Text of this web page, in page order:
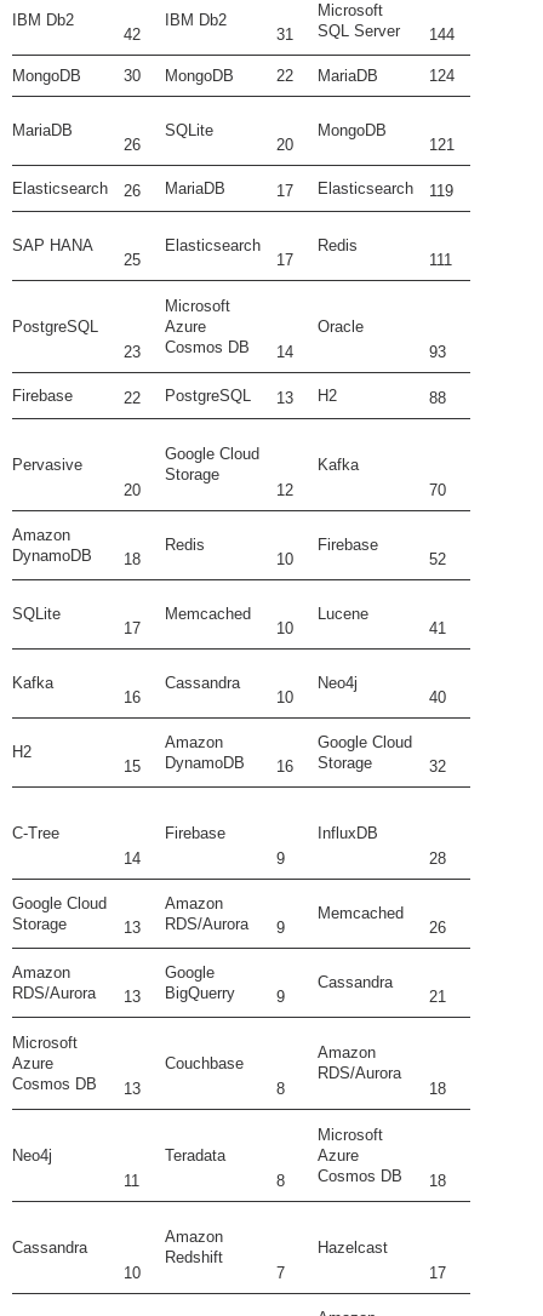
IBM Db2
42
IBM Db2
31
Microsoft
SQL Server
144
MongoDB 30 MongoDB 22 MariaDB 124
MariaDB
26
SQLite
20
MongoDB
121
Elasticsearch 26 MariaDB 17 Elasticsearch 119
SAP HANA
25
Elasticsearch
17
Redis
111
PostgreSQL
23
Microsoft
Azure
Cosmos DB
14
Oracle
93
Firebase 22 PostgreSQL 13 H2 88
Pervasive
20
Google Cloud
Storage
12
Kafka
70
Amazon
DynamoDB
18
Redis
10
Firebase
52
SQLite
17
Memcached
10
Lucene
41
Kafka
16
Cassandra
10
Neo4j
40
H2
15
Amazon
DynamoDB
16
Google Cloud
Storage
32
C-Tree
14
Firebase
9
InfluxDB
28
Google Cloud
Storage
13
Amazon
RDS/Aurora
9
Memcached
26
Amazon
RDS/Aurora
13
Google
BigQuerry
9
Cassandra
21
Microsoft
Azure
Cosmos DB
13
Couchbase
8
Amazon
RDS/Aurora
18
Neo4j
11
Teradata
8
Microsoft
Azure
Cosmos DB
18
Cassandra
10
Amazon
Redshift
7
Hazelcast
17